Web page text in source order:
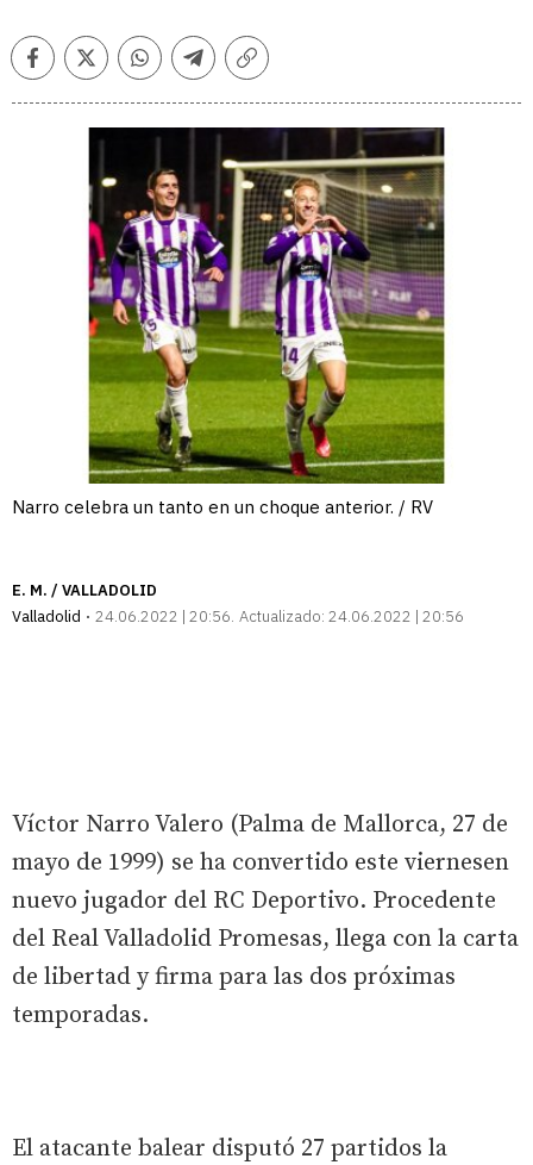
FacebookTwitterWhatsappTelegramCopiar
Narro celebra un tanto en un choque anterior. / RV
E. M. / VALLADOLID
Valladolid
24.06.2022 | 20:56 Actualizado: 24.06.2022 | 20:56
Víctor Narro Valero (Palma de Mallorca, 27 de
mayo de 1999) se ha convertido este viernesen
nuevo jugador del RC Deportivo. Procedente
del Real Valladolid Promesas, llega con la carta
de libertad y firma para las dos próximas
temporadas.
El atacante balear disputó 27 partidos la